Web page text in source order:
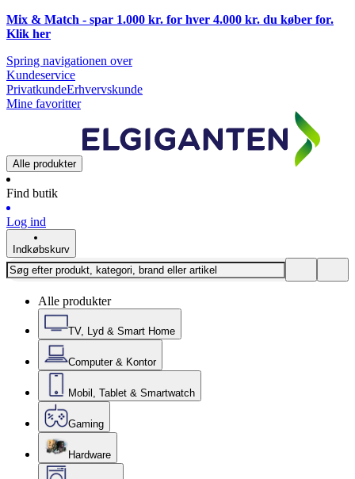
Mix & Match - spar 1.000 kr. for hver 4.000 kr. du køber for.
Klik her
Spring navigationen over
Kundeservice
PrivatkundeErhvervskunde
Mine favoritter
Alle produkter
Find butik
Log ind
Indkøbskurv
Alle produkter
TV, Lyd & Smart Home
Computer & Kontor
Mobil, Tablet & Smartwatch
Gaming
Hardware